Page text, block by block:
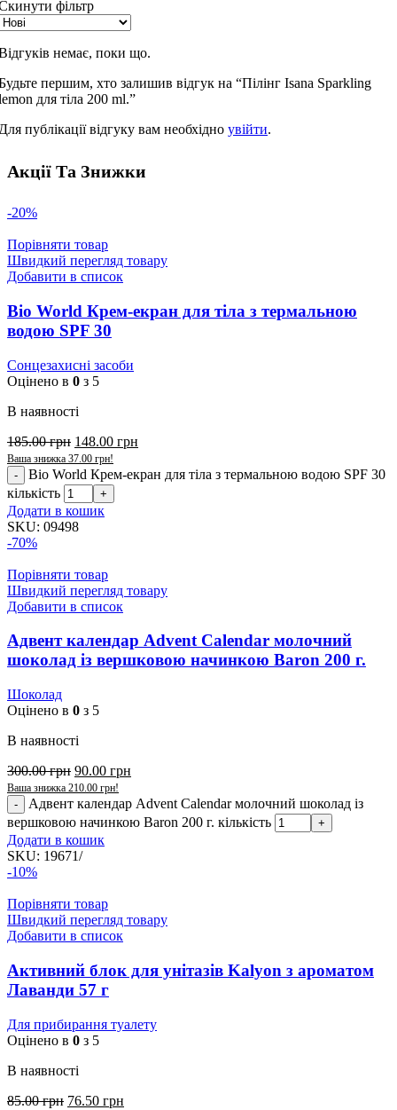
фільтр
немає, поки що.
першим, хто залишив відгук на “Пілінг Isana Sparkling
для тіла 200 ml.”
публікації відгуку вам необхідно увійти.
Акції Та Знижки
-20%
Порівняти товар
Швидкий перегляд товару
Добавити в список
Bio World Крем-екран для тіла з термальною
водою SPF 30
Сонцезахисні засоби
Оцінено в 0 з 5
В наявності
185.00грн 148.00 грн
Ваша знижка 37.00 грн!
Bio World Крем-екран для тіла з термальною водою SPF 30
кількість
Додати в кошик
SKU: 09498
-70%
Порівняти товар
Швидкий перегляд товару
Добавити в список
Адвент календар Advent Calendar молочний
шоколад із вершковою начинкою Baron 200 г.
Шоколад
Оцінено в 0 з 5
В наявності
300.00грн 90.00 грн
Ваша знижка 210.00 грн!
Адвент календар Advent Calendar молочний шоколад із
вершковою начинкою Baron 200 г. кількість
Додати в кошик
SKU: 19671/
-10%
Порівняти товар
Швидкий перегляд товару
Добавити в список
Активний блок для унітазів Kalyon з ароматом
Лаванди 57 г
Для прибирання туалету
Оцінено в 0 з 5
В наявності
85.00грн 76.50 грн